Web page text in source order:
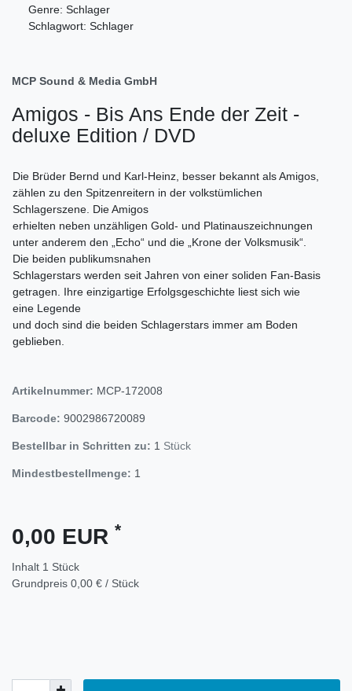
Genre: Schlager
Schlagwort: Schlager
MCP Sound & Media GmbH
Amigos - Bis Ans Ende der Zeit -
deluxe Edition / DVD
Die Brüder Bernd und Karl-Heinz, besser bekannt als Amigos,
zählen zu den Spitzenreitern in der volkstümlichen
Schlagerszene. Die Amigos
erhielten neben unzähligen Gold- und Platinauszeichnungen
unter anderem den „Echo“ und die „Krone der Volksmusik“.
Die beiden publikumsnahen
Schlagerstars werden seit Jahren von einer soliden Fan-Basis
getragen. Ihre einzigartige Erfolgsgeschichte liest sich wie
eine Legende
und doch sind die beiden Schlagerstars immer am Boden
geblieben.
Artikelnummer: MCP-172008
Barcode: 9002986720089
Bestellbar in Schritten zu: 1 Stück
Mindestbestellmenge: 1
0,00 EUR *
Inhalt 1 Stück
Grundpreis 0,00 € / Stück